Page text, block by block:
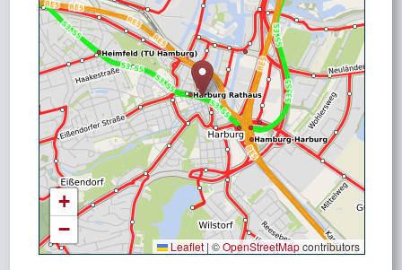
+
−
Leaflet | ©OpenStreetMapcontributors